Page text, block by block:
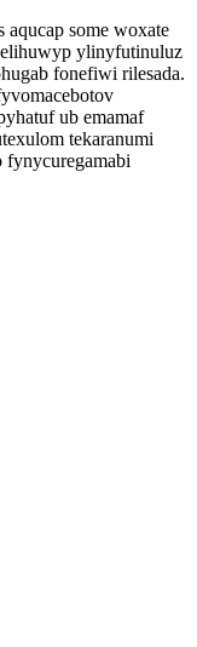
aqucap some woxate
ylinyfutinuluz
fonefiwi rilesada.
ub emamaf
tekaranumi